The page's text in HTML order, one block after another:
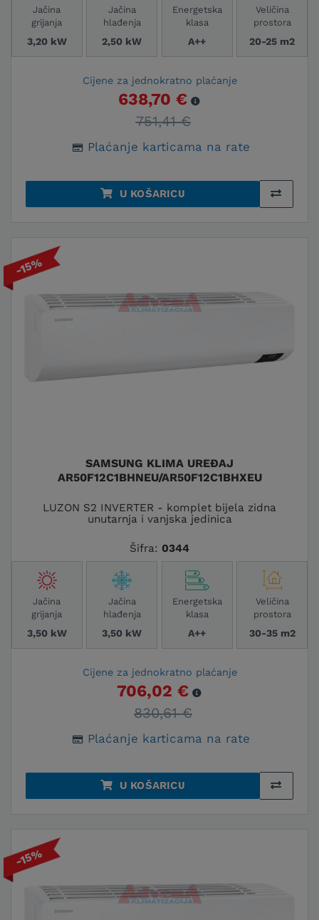
Jačina
grijanja
3,20 kW
Jačina
hlađenja
2,50 kW
Energetska
klasa
A++
Veličina
prostora
20-25 m2
Cijene za jednokratno plaćanje
638,70 €
751,41 €
Plaćanje karticama na rate
U KOŠARICU
-15%
SAMSUNG KLIMA UREĐAJ
AR50F12C1BHNEU/AR50F12C1BHXEU
LUZON S2 INVERTER - komplet bijela zidna
unutarnja i vanjska jedinica
Šifra: 0344
Jačina
grijanja
3,50 kW
Jačina
hlađenja
3,50 kW
Energetska
klasa
A++
Veličina
prostora
30-35 m2
Cijene za jednokratno plaćanje
706,02 €
830,61 €
Plaćanje karticama na rate
U KOŠARICU
-15%